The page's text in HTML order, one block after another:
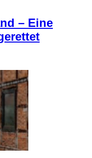
– Eine